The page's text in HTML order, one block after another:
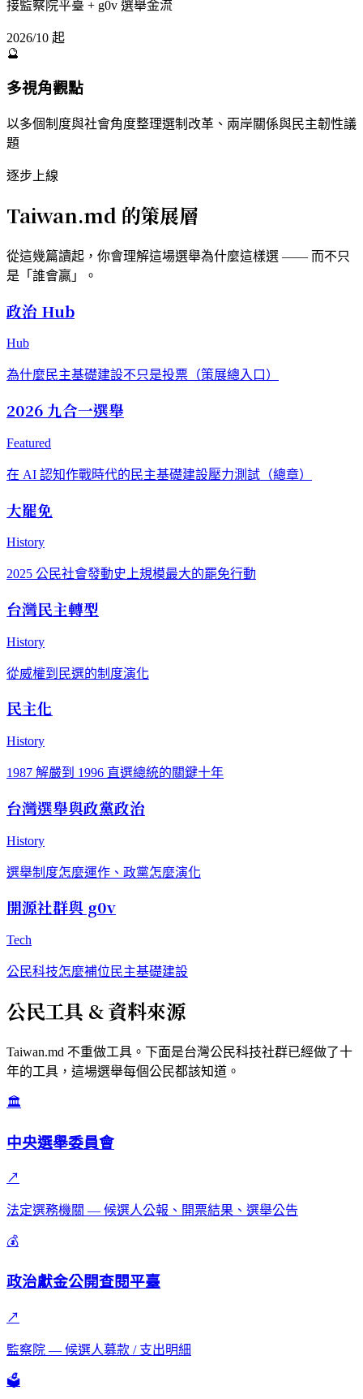
接監察院平臺 + g0v 選舉金流
2026/10 起
🔮
多視角觀點
以多個制度與社會角度整理選制改革、兩岸關係與民主韌性議
題
逐步上線
Taiwan.md 的策展層
從這幾篇讀起，你會理解這場選舉為什麼這樣選 —— 而不只
是「誰會贏」。
政治 Hub
Hub
為什麼民主基礎建設不只是投票（策展總入口）
2026 九合一選舉
Featured
在 AI 認知作戰時代的民主基礎建設壓力測試（總章）
大罷免
History
2025 公民社會發動史上規模最大的罷免行動
台灣民主轉型
History
從威權到民選的制度演化
民主化
History
1987 解嚴到 1996 直選總統的關鍵十年
台灣選舉與政黨政治
History
選舉制度怎麼運作、政黨怎麼演化
開源社群與 g0v
Tech
公民科技怎麼補位民主基礎建設
公民工具 & 資料來源
Taiwan.md 不重做工具。下面是台灣公民科技社群已經做了十
年的工具，這場選舉每個公民都該知道。
🏛️
中央選舉委員會
↗
法定選務機關 — 候選人公報、開票結果、選舉公告
💰
政治獻金公開查閱平臺
↗
監察院 — 候選人募款 / 支出明細
🗳️